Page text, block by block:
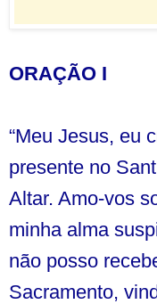
ORAÇÃO I
“Meu Jesus, eu
presente no
Altar. Amo-vos
minha alma
não posso
Sacramento,